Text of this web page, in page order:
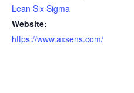
Lean Six Sigma
Website:
https://www.axsens.com/